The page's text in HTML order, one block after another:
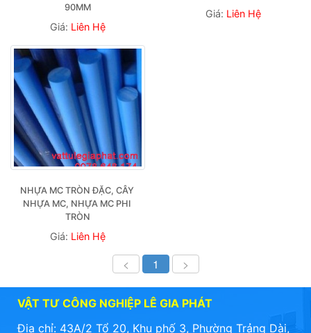
90MM
Giá: Liên Hệ
Giá: Liên Hệ
NHỰA MC TRÒN ĐẶC, CÂY
NHỰA MC, NHỰA MC PHI
TRÒN
Giá: Liên Hệ
< 1 >
VẬT TƯ CÔNG NGHIỆP LÊ GIA PHÁT
Địa chỉ: 43A/2 Tổ 20, Khu phố 3, Phường Trảng Dài,